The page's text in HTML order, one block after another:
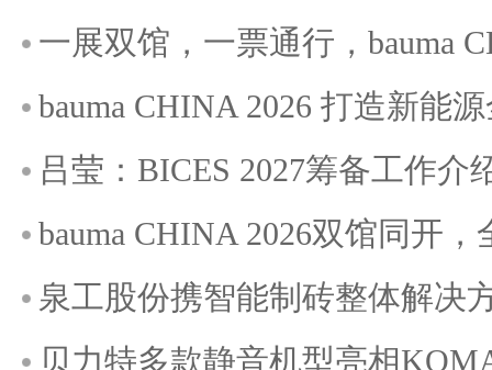
一展双馆，一票通行，bauma
bauma CHINA 2026 打造新能
吕莹：BICES 2027筹备工作介
bauma CHINA 2026双馆同开
泉工股份携智能制砖整体解决
贝力特多款静音机型亮相